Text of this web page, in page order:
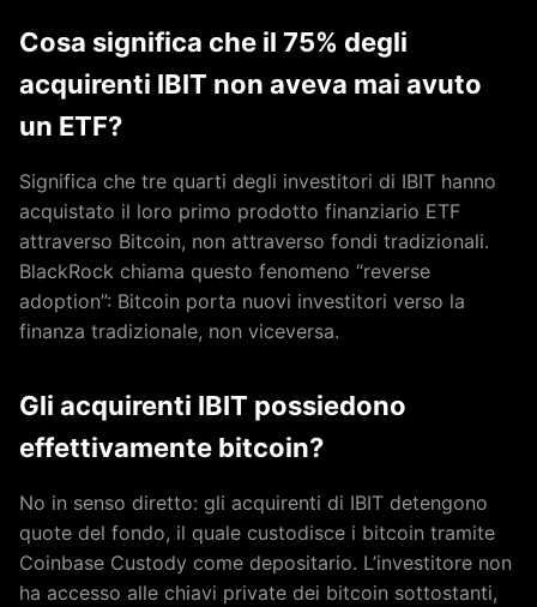
Cosa significa che il 75% degli
acquirenti IBIT non aveva mai avuto
un ETF?
Significa che tre quarti degli investitori di IBIT hanno
acquistato il loro primo prodotto finanziario ETF
attraverso Bitcoin, non attraverso fondi tradizionali.
BlackRock chiama questo fenomeno “reverse
adoption”: Bitcoin porta nuovi investitori verso la
finanza tradizionale, non viceversa.
Gli acquirenti IBIT possiedono
effettivamente bitcoin?
No in senso diretto: gli acquirenti di IBIT detengono
quote del fondo, il quale custodisce i bitcoin tramite
Coinbase Custody come depositario. L’investitore non
ha accesso alle chiavi private dei bitcoin sottostanti,